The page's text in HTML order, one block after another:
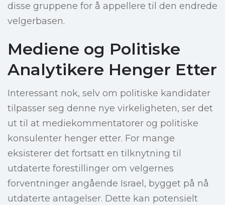
disse gruppene for å appellere til den endrede
velgerbasen.
Mediene og Politiske
Analytikere Henger Etter
Interessant nok, selv om politiske kandidater
tilpasser seg denne nye virkeligheten, ser det
ut til at mediekommentatorer og politiske
konsulenter henger etter. For mange
eksisterer det fortsatt en tilknytning til
utdaterte forestillinger om velgernes
forventninger angående Israel, bygget på nå
utdaterte antagelser. Dette kan potensielt